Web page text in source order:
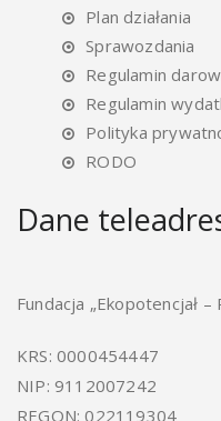
Plan działania
Sprawozdania
Regulamin
Regulamin
Polityka
RODO
Dane
Fundacja „Ekopotencjał
KRS: 0000454447
NIP: 9112007242
REGON: 022119304